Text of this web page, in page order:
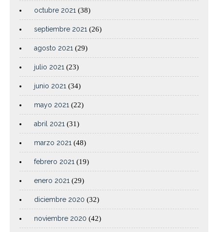
octubre 2021 (38)
septiembre 2021 (26)
agosto 2021 (29)
julio 2021 (23)
junio 2021 (34)
mayo 2021 (22)
abril 2021 (31)
marzo 2021 (48)
febrero 2021 (19)
enero 2021 (29)
diciembre 2020 (32)
noviembre 2020 (42)